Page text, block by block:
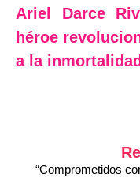
Ariel Darce
héroe
a la inmortalidad
“Comprometidos